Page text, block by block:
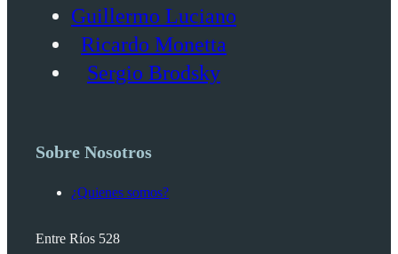
Guillermo Luciano
Ricardo Monetta
Sergio Brodsky
Sobre Nosotros
¿Quienes somos?
Entre Ríos 528